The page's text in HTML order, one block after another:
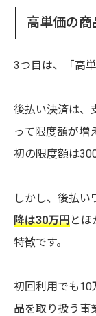
高単価の
3つ目は、「高
後払い決済は、
って限度額が増
初の限度額は
しかし、後払い
降は30万円とほ
特徴です。
初回利用でも10
品を取り扱う事